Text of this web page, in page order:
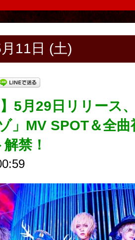
11日 (土)
】5月29日リリース
」MV SPOT＆全曲
禁！